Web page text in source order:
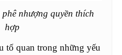
nhượng quyền thích
hợp
tố quan trong những yếu